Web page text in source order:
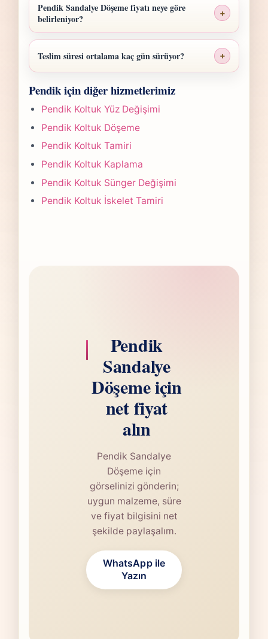
Pendik Sandalye Döşeme fiyatı neye göre
belirleniyor?
+
Pendik Sandalye Döşeme fiyatı; ölçü,
malzeme sınıfı, işçilik yoğunluğu ve teslim
planına göre belirlenir. Fotoğraf
gönderdiğinizde hızlıca anlaşılır bir aralık
paylaşırız.
Teslim süresi ortalama kaç gün sürüyor? +
yapılan işlemin kapsamına göre değişir.
Çoğu projede 5-7 iş günü hedefiyle çalışır,
olası değişikliği önceden bildiririz.
Pendik için diğer hizmetlerimiz
Pendik Koltuk Yüz Değişimi
Pendik Koltuk Döşeme
Pendik Koltuk Tamiri
Pendik Koltuk Kaplama
Pendik Koltuk Sünger Değişimi
Pendik Koltuk İskelet Tamiri
Pendik
Sandalye
Döşeme için
net fiyat
alın
Pendik Sandalye
Döşeme için
görselinizi gönderin;
uygun malzeme, süre
ve fiyat bilgisini net
şekilde paylaşalım.
WhatsApp ile
Yazın